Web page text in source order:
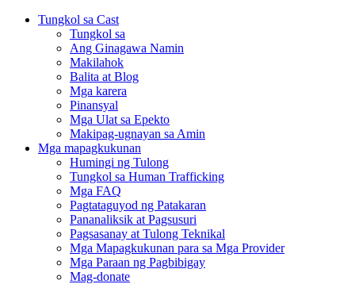
Tungkol sa Cast
Tungkol sa
Ang Ginagawa Namin
Makilahok
Balita at Blog
Mga karera
Pinansyal
Mga Ulat sa Epekto
Makipag-ugnayan sa Amin
Mga mapagkukunan
Humingi ng Tulong
Tungkol sa Human Trafficking
Mga FAQ
Pagtataguyod ng Patakaran
Pananaliksik at Pagsusuri
Pagsasanay at Tulong Teknikal
Mga Mapagkukunan para sa Mga Provider
Mga Paraan ng Pagbibigay
Mag-donate